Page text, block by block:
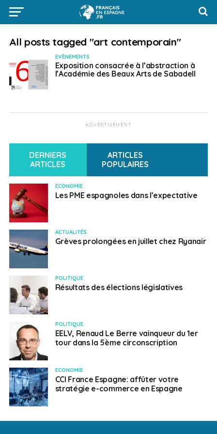
All posts tagged "art contemporain"
EVÈNEMENTS
Exposition consacrée à l’abstraction à
l’Académie des Beaux Arts de Sabadell
ADVERTISEMENT
DERNIERS
ARTICLES
ARTICLES
POPULAIRES
ECONOMIE
Les PME espagnoles dans l’expectative
ACTUALITÉS
Grèves prolongées en juillet chez Ryanair
POLITIQUE
Résultats des élections législatives
POLITIQUE
EELV, Renaud Le Berre vainqueur du 1er
tour dans la 5ème circonscription
ECONOMIE
CCI France Espagne: affûter votre
stratégie e-commerce en Espagne